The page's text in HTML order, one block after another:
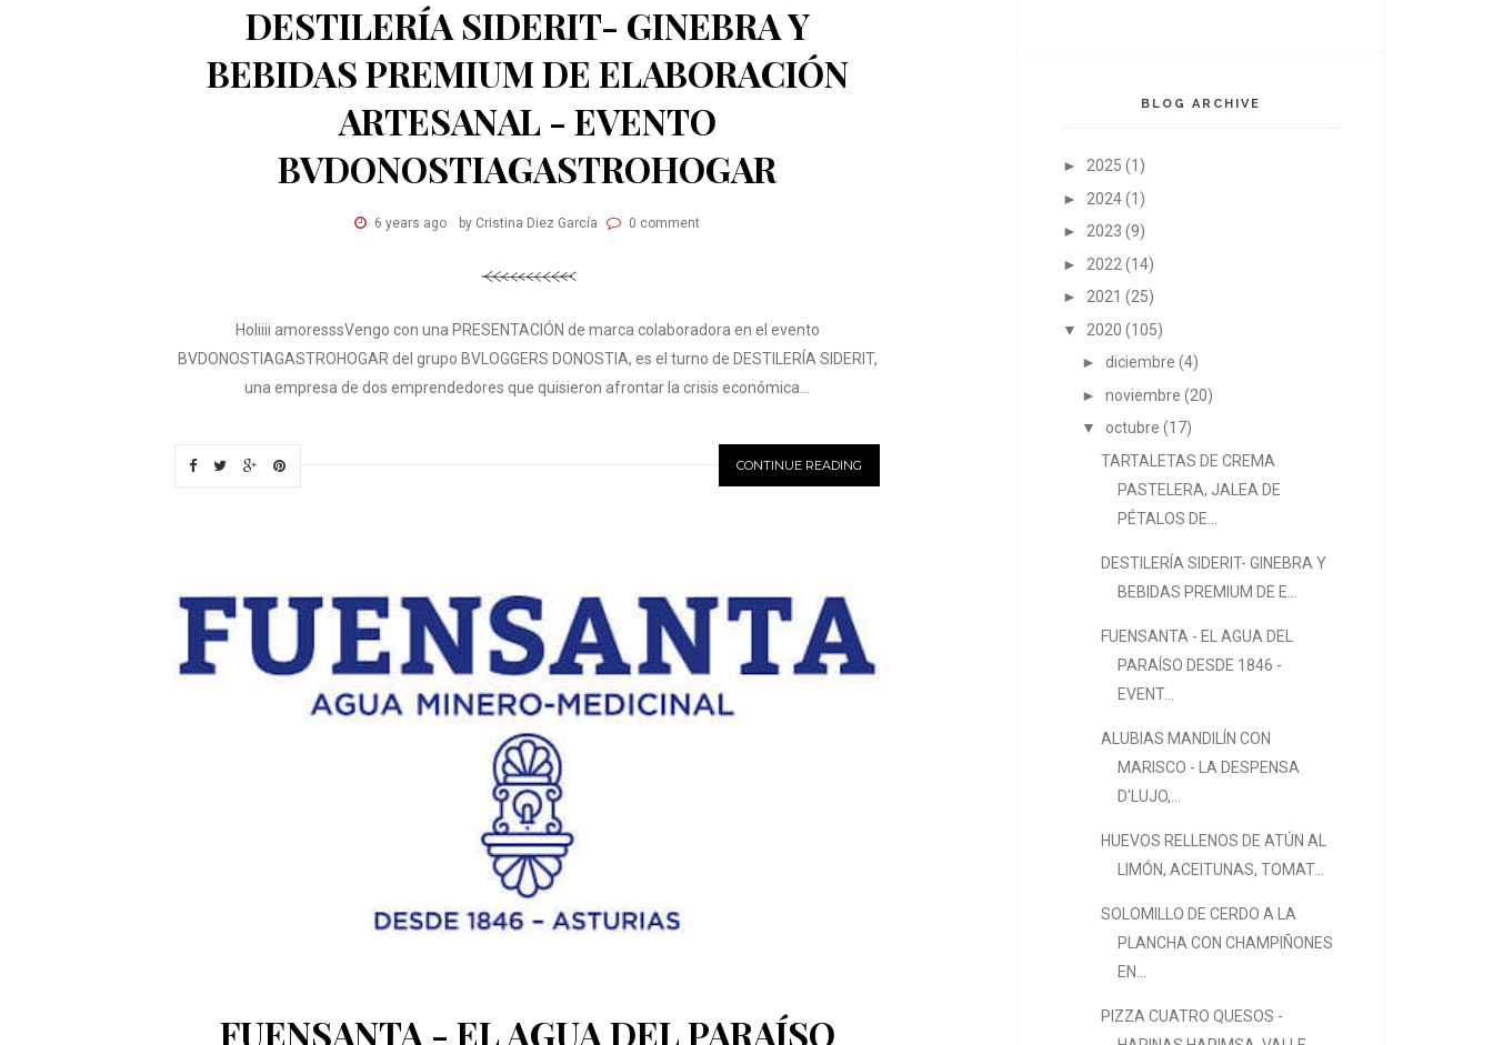
DESTILERÍA SIDERIT- GINEBRA Y
BEBIDAS PREMIUM DE ELABORACIÓN
ARTESANAL - EVENTO
BVDONOSTIAGASTROHOGAR
6 years ago by Cristina Diez García 0 comment
Holiiii amoresssVengo con una PRESENTACIÓN de marca colaboradora en el evento
BVDONOSTIAGASTROHOGAR del grupo BVLOGGERS DONOSTIA, es el turno de DESTILERÍA SIDERIT,
una empresa de dos emprendedores que quisieron afrontar la crisis económica...
CONTINUE READING
FUENSANTA - EL AGUA DEL PARAÍSO
BLOG ARCHIVE
► 2025 (1)
► 2024(1)
► 2023 (9)
► 2022 (14)
► 2021 (25)
▼
2020 (105)
► diciembre (4)
► noviembre (20)
▼
octubre (17)
TARTALETAS DE CREMA
PASTELERA, JALEA DE
PÉTALOS DE...
DESTILERÍA SIDERIT- GINEBRA Y
BEBIDAS PREMIUM DE E...
FUENSANTA - EL AGUA DEL
PARAÍSO DESDE 1846 -
EVENT...
ALUBIAS MANDILÍN CON
MARISCO - LA DESPENSA
D'LUJO,...
HUEVOS RELLENOS DE ATÚN AL
LIMÓN, ACEITUNAS, TOMAT...
SOLOMILLO DE CERDO A LA
PLANCHA CON CHAMPIÑONES
EN...
PIZZA CUATRO QUESOS -